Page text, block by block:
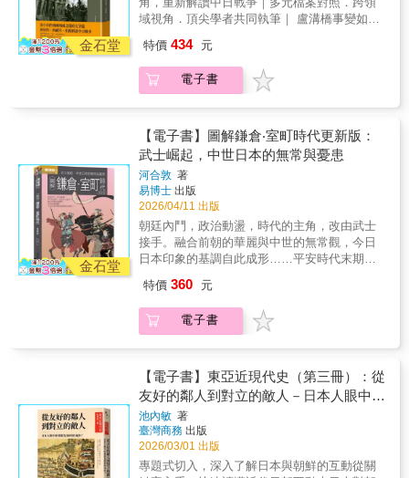
社會內部到國際關係，剖析莫迪領導下的印
度，帶你看懂這個大國在關鍵時刻如何做出選
擇。作為一本近代印度的研究專書，作者提出
可靠、是否穩定？它的崛起會帶來多大威脅？
內部宗教衝突、貧富差距與民主韌性又將如何
左右它的未來？最重要的是，當各國都在重新
更激烈的競逐？專業推薦尤芷薇（印度尤）
前駐印度記者方天賜 台灣印度研究協會理
事長、前駐印度外交官吳象元 「關鍵評論
網」資深編輯、《被世界端上桌》作者宋鎮照
成功大學政治系特聘教授退休、台灣東協研究
中心諮詢顧問巫仰叡 巫師地理｜地理與國際
情勢粉專沈明室 國防安全研究院研究員、淡
江大學戰略所兼任副教授徐遵慈 中華經濟研
中興大學國際政治所教授賴怡忠 台灣智庫
諮詢委員釋覺明 南華大學宗教學研究所副教
授兼所長各方好評在當前國際局勢動盪莫測之
際，印度所扮演的角色備受關注，而作者以記
提供了重要參考。隨著印度近期成為台灣的熱
門話題，本書的出版來得正是時候。──吳象元
（「關鍵評論網」資深編輯、《被世界端上
桌》作者）或許有人會問，身為一個愛國者，
為什麼要推薦一本充滿批判性、揭露國家內部
矛盾與陰暗面的書？我的回答是：因為真正的
愛國主義，並非盲目的讚美，而是有勇氣直視
致人民群起反抗？★★西元19世紀，菸草買賣
權交給英國，結果引起人民嚴重反彈。這場抗
議運動擴散到伊朗全國，讓國王不得不撤回決
策。本書是為第一次思考「伊朗究竟是怎樣的
好者還是初學者，都能在其中找到精彩的故事
與深刻的洞見。讓我們一起走進伊朗，探索這
片土地的過去與未來！
米、肉、調味料，都要上黑市才買得齊，「吃
飯」也變成了一種奢侈享受。在駐日盟軍總司
令的援助下，美國小麥大量進入日本，除了小
經濟快速復甦，對那些要大量供餐給外食人口
的町中華來說，拉麵當然成為了定番料理。 🍜
即便舌尖發麻，依然深愛「這一味」隨著神武
景氣到來，町中華納入了愈來愈多料理。雖然
仍有遵循傳統、花時間悉心熬煮高湯以引出鮮
味的店家，但成就該滋味往往需要長年的修
業。而解決這項難題的，正是「味素」。即便
沒有豐富的烹飪經驗，也能藉此提供具備一定
水準的味道。 速戰速決的忙碌的身影，讓窮學
生、藍領勞工、假日偷閒的主婦，隨點隨做，
一點也不浪費時間。🍜 麻將館跟町中華是泡沫
經濟的絕配！在泡沫經濟時，賺錢太輕鬆了，
繁忙，白天往辦公室送餐，夜晚則奔波於麻將
館之間，訂單從晚餐到宵夜從不間斷。其外送
的全盛期於 1970 年代，當時甚至留下了這樣一
段軼事：麻將館的女主人與前來送餐的店主墜
娘。🍜 即便不是連鎖店，師徒的聯繫也不能
忘！早年的町中華並不具備大型連鎖店的規
模，上京的青年先跟著老師傅學藝，十年、二
十年後才自己開業；有的沿用店名、有的稍改
名稱。大家都知道彼此師出同門，不過各自管
理、自負盈虧，隨時間逐漸不再來往。現今町
中華逐漸消逝，第二代乃至第三代弟子也有心
金石堂
域視角．頂尖學者共同執筆｜ 盧溝橋事變如何
報中的機密交涉、蔣介石日記裡的執政掙扎。
結合中國、日本與國際聯盟的三方脈絡，重新
建構這場改變東亞命運的重要戰爭。全書特色‧
「安內攘外」政策演變。‧戰爭領導與動員：剖
析日本戰爭指揮體制形成、國家動員法實施，
以及媒體反映的民眾不滿。‧社會文化現象：探
討總力戰下「聖地」觀光興起，融合國族主義
與娛樂，部分延續至戰後。‧第三勢力與國際脈
絡：考察汪精衛政權中中國第三勢力角色，以
及國際聯合技術合作如何介入亞洲國家建設與
去殖民化。‧戰爭終結與後續：強調戰爭末期作
戰（如一號、緬甸作戰）對戰後中國格局影
響，以及中國對日歷史政策的動態演變與記憶
單一國家視角，本書修正既有中日戰爭定見，
深度整合閻電報、蔣介石日記等檔案史料，補
充過去忽略的在地細節與執政者決策邏輯；同
跨國實證視野。更獨特處在於延伸戰後記憶與
歷史政策，填補既有研究戰爭「終點」後的空
白，呈現動態歷史群像，幫助讀者更新認知框
架。這不僅是一部戰爭史，更是一部關於決
策、動員、技術合作與集體記憶的東亞近代現
代史。
特價 434 元
電子書
金石堂
【電子書】圖解鎌倉‧室町時代更新版：
武士崛起，中世日本的無常與憂患
河合敦 著
易博士 出版
2026/04/11 出版
朝廷內鬥，政治動盪，時代的主角，改由武士
接手。融合前朝的華麗與中世的無常觀，今日
日本印象的基調自此成形……平安時代末期，
地位上升，後來甚至權力凌駕於貴族之上，自
此拉開武家政權的序幕。雖然是武家政權，但
鎌倉幕府時代的文學、藝術、建築、宗教等各
式風格奠定了基調。此外也由於農業技術進
步、工商業發達、貨幣廣泛流通並且與海外貿
易頻繁，人們開始積極追求財富、權力與地
位，以下剋上、講求實力主義的風潮也逐漸興
起。鎌倉、室町時代長達四百年，這四百年卻
並不平穩。自源平之亂後，源賴朝在關東建立
鎌倉幕府以來，政權從源家落到外戚北條一族
特價 360 元
電子書
【電子書】東亞近現代史（第三冊）：從
友好的鄰人到對立的敵人－日本人眼中的
朝鮮是如何形成的？
池內敏 著
臺灣商務 出版
2026/03/01 出版
專題式切入，深入了解日本與朝鮮的互動從關